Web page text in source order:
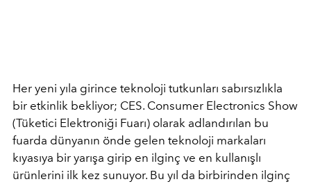
Her yeni yıla girince teknoloji tutkunları sabırsızlıkla
bir etkinlik bekliyor; CES. Consumer Electronics Show
(Tüketici Elektroniği Fuarı) olarak adlandırılan bu
fuarda dünyanın önde gelen teknoloji markaları
kıyasıya bir yarışa girip en ilginç ve en kullanışlı
ürünlerini ilk kez sunuyor. Bu yıl da birbirinden ilginç